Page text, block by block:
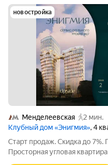
новостройка
Менделеевская
2 мин.
Клубный дом «Энигмия», 4
Старт продаж. Скидка до 7%. Подробнее в
Просторная угловая